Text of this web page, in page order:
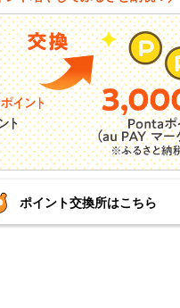
ポイント交換所はこちら